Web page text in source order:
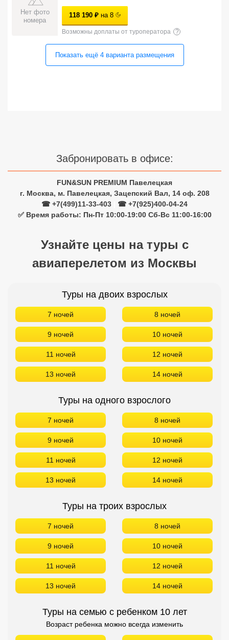
Нет фото
номера
118 190 ₽ на 8
Возможны доплаты от туроператора ?
Показать ещё 4 вариантаразмещения
Забронировать в офисе:
FUN&SUN PREMIUM Павелецкая
г. Москва, м. Павелецкая, Зацепский Вал, 14 оф. 208
☎ +7(499)11-33-403
☎ +7(925)400-04-24
✅ Время работы: Пн-Пт 10:00-19:00 Сб-Вс 11:00-16:00
Узнайте цены на туры с
авиаперелетом из Москвы
Туры на двоих взрослых
7 ночей 8 ночей
9 ночей 10 ночей
11 ночей 12 ночей
13 ночей 14 ночей
Туры на одного взрослого
7 ночей 8 ночей
9 ночей 10 ночей
11 ночей 12 ночей
13 ночей 14 ночей
Туры на троих взрослых
7 ночей 8 ночей
9 ночей 10 ночей
11 ночей 12 ночей
13 ночей 14 ночей
Туры на семью с ребенком 10 лет
Возраст ребенка можно всегда изменить
Сетевые отели ОАЭ
Сетевые отели Таиланда
Сетевые отели Шри Ланки
Сетевые отели Сейшел
Сетевые отели Маврикия